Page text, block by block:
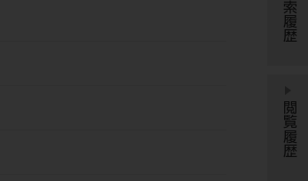
検索履歴
閲覧履歴